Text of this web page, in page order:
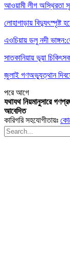
আওয়ামী লীগ অস্থিরতা
লোহাগাড়ায় বিদ্যুৎস্পৃষ্ট
এওচিয়ায় ডলু নদী
সাতকানিয়ায় ভূয়া
জুলাই গণঅভ্যুত্থান
পরেআগে
যথাযথ নিয়মানুসারে
আবেদিত
কারিগরি সহযোগীতায়ঃ